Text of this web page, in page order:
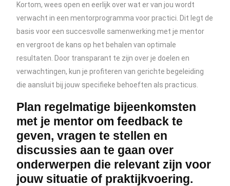
Kortom, wees open en eerlijk over wat er van jou wordt
verwacht in een mentorprogramma voor practici. Dit legt de
basis voor een succesvolle samenwerking met je mentor
en vergroot de kans op het behalen van optimale
resultaten. Door transparant te zijn over je doelen en
verwachtingen, kun je profiteren van gerichte begeleiding
die aansluit bij jouw specifieke behoeften als practicus.
Plan regelmatige bijeenkomsten
met je mentor om feedback te
geven, vragen te stellen en
discussies aan te gaan over
onderwerpen die relevant zijn voor
jouw situatie of praktijkvoering.